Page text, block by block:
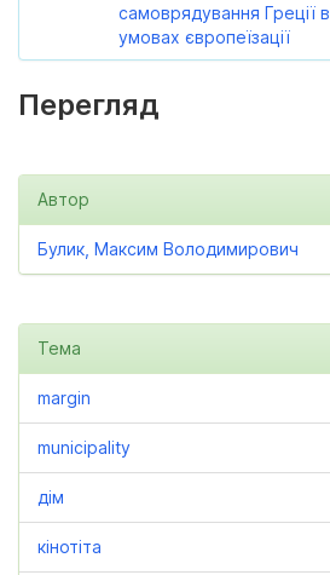
самоврядування Греції в
умовах європеїзації
Перегляд
Автор
Булик, Максим Володимирович
Тема
margin
municipality
дім
кінотіта